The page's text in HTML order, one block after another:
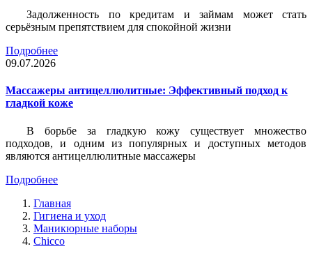
Задолженность по кредитам и займам может стать
серьёзным препятствием для спокойной жизни
Подробнее
09.07.2026
Массажеры антицеллюлитные: Эффективный подход к
гладкой коже
В борьбе за гладкую кожу существует множество
подходов, и одним из популярных и доступных методов
являются антицеллюлитные массажеры
Подробнее
Главная
Гигиена и уход
Маникюрные наборы
Chicco